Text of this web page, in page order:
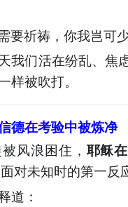
要祈祷，你我岂可
我们活在纷乱、焦
样被吹打。
德在考验中被炼净
风浪困住， 耶稣
对未知时的第一反
道：